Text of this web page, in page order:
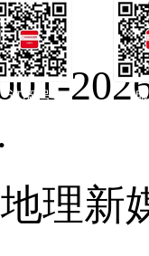
订阅号
理新